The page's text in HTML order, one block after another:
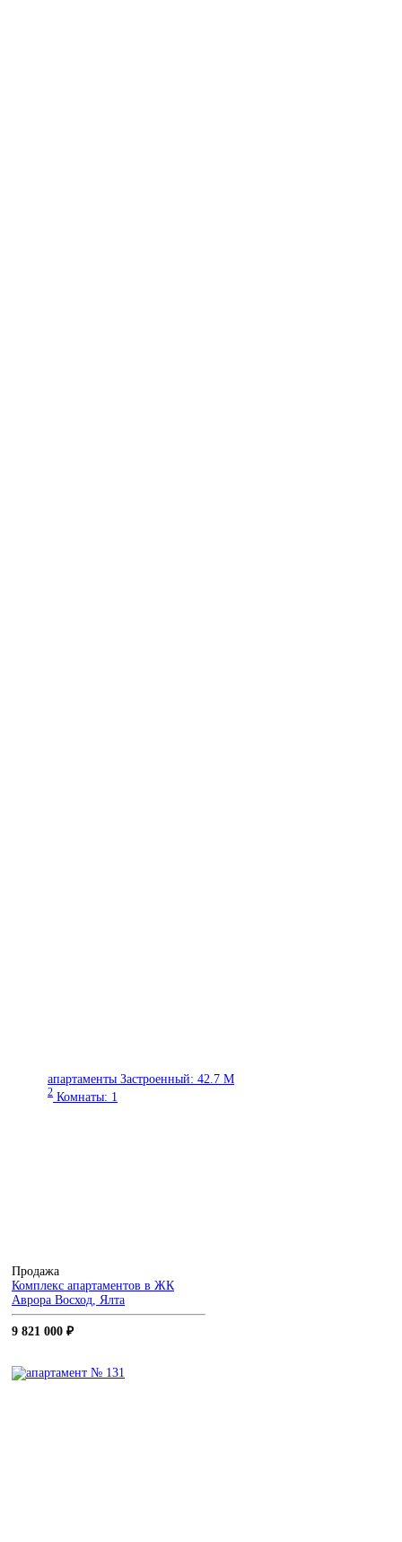
апартаменты Застроенный: 42.7 M
2 Комнаты: 1
Продажа
Комплекс апартаментов в ЖК
Аврора Восход, Ялта
9 821 000 ₽